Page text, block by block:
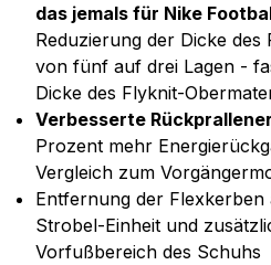
das jemals für Nike
Reduzierung der Dicke des
von fünf auf drei Lagen -
Dicke des Flyknit-
Verbesserte
Prozent mehr
Vergleich zum
Entfernung der
Strobel-Einheit und
Vorfußbereich des Schuhs